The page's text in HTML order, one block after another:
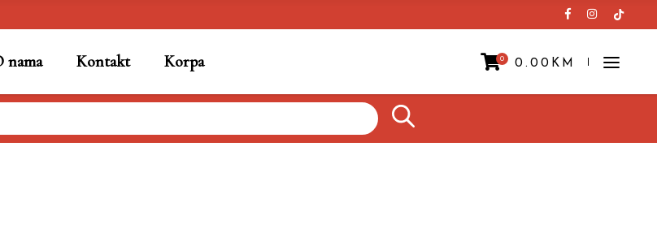
nama Kontakt Korpa 0 0.00 KM
Prazna korpa.